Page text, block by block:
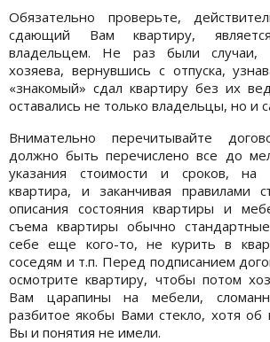
Обязательно проверьте,
сдающий Вам квартиру,
владельцем. Не раз были случаи,
хозяева, вернувшись с отпуска,
«знакомый» сдал квартиру без их
оставались не только владельцы, но и
Внимательно перечитывайте
должно быть перечислено все до
указания стоимости и сроков, на
квартира, и заканчивая правилами
описания состояния квартиры и
съема квартиры обычно
себе еще кого-то, не курить в
соседям и т.п. Перед подписанием
осмотрите квартиру, чтобы потом
Вам царапины на мебели,
разбитое якобы Вами стекло, хотя об
Вы и понятия не имели.